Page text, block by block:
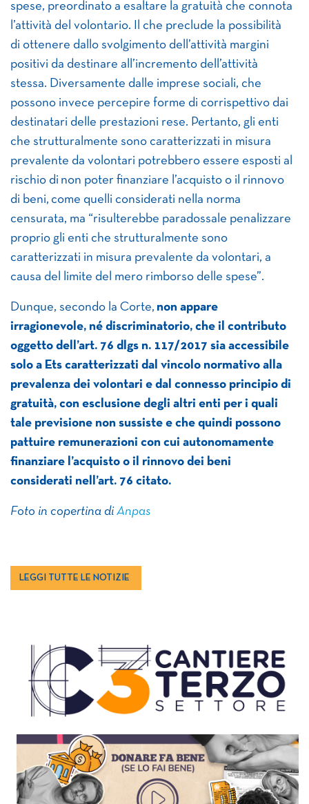
spese, preordinato a esaltare la gratuità che connota
l’attività del volontario. Il che preclude la possibilità
di ottenere dallo svolgimento dell’attività margini
positivi da destinare all’incremento dell’attività
stessa. Diversamente dalle imprese sociali, che
possono invece percepire forme di corrispettivo dai
destinatari delle prestazioni rese. Pertanto, gli enti
che strutturalmente sono caratterizzati in misura
prevalente da volontari potrebbero essere esposti al
rischio di non poter finanziare l’acquisto o il rinnovo
di beni, come quelli considerati nella norma
censurata, ma “risulterebbe paradossale penalizzare
proprio gli enti che strutturalmente sono
caratterizzati in misura prevalente da volontari, a
causa del limite del mero rimborso delle spese”.
Dunque, secondo la Corte, non appare
irragionevole, né discriminatorio, che il contributo
oggetto dell’art. 76 dlgs n. 117/2017 sia accessibile
solo a Ets caratterizzati dal vincolo normativo alla
prevalenza dei volontari e dal connesso principio di
gratuità, con esclusione degli altri enti per i quali
tale previsione non sussiste e che quindi possono
pattuire remunerazioni con cui autonomamente
finanziare l’acquisto o il rinnovo dei beni
considerati nell’art. 76 citato.
Foto in copertina diAnpas
LEGGI TUTTE LE NOTIZIE